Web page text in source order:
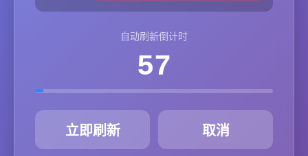
自动刷新倒计时
57
立即刷新 取消